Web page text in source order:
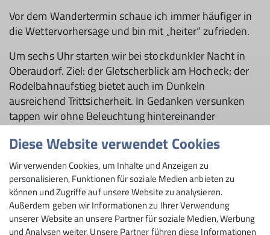
Vor dem Wandertermin schaue ich immer häufiger in
die Wettervorhersage und bin mit „heiter“ zufrieden.
Um sechs Uhr starten wir bei stockdunkler Nacht in
Oberaudorf. Ziel: der Gletscherblick am Hocheck; der
Rodelbahnaufstieg bietet auch im Dunkeln
ausreichend Trittsicherheit. In Gedanken versunken
tappen wir ohne Beleuchtung hintereinander
bergaufwärts. Die zunehmende Helligkeit nehmen wir
intensiv wahr und langsam treten die Konturen der
gegenüberliegenden Berge heraus. Am Gipfelhang sind
wir in mildes Licht getaucht. Die Farben werden immer
intensiver. Überall ist ein“ Oh“ und „Ah“ zu vernehmen
als die ersten Sonnenstrahlen über dem Kamm des
Zahmen Kaisers herüberblinken.
Diese Website verwendet Cookies
Wir verwenden Cookies, um Inhalte und Anzeigen zu
personalisieren, Funktionen für soziale Medien anbieten zu
können und Zugriffe auf unsere Website zu analysieren.
Außerdem geben wir Informationen zu Ihrer Verwendung
unserer Website an unsere Partner für soziale Medien, Werbung
und Analysen weiter. Unsere Partner führen diese Informationen